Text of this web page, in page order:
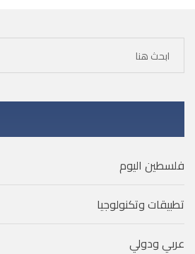
فلسطين اليوم
تطبيقات وتكنولوجيا
عربي ودولي